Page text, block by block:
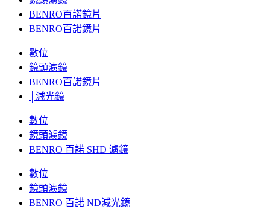
BENRO百諾鏡片
BENRO百諾鏡片
數位
鏡頭濾鏡
BENRO百諾鏡片
│減光鏡
數位
鏡頭濾鏡
BENRO 百諾 SHD 濾鏡
數位
鏡頭濾鏡
BENRO 百諾 ND減光鏡